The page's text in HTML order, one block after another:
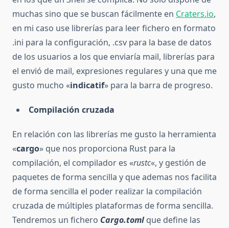
muchas sino que se buscan fácilmente en Craters.io,
en mi caso use librerías para leer fichero en formato
.ini para la configuración, .csv para la base de datos
de los usuarios a los que enviaría mail, librerías para
el envió de mail, expresiones regulares y una que me
gusto mucho «indicatif» para la barra de progreso.
Compilación cruzada
En relación con las librerías me gusto la herramienta
«cargo» que nos proporciona Rust para la
compilación, el compilador es «rustc«, y gestión de
paquetes de forma sencilla y que ademas nos facilita
de forma sencilla el poder realizar la compilación
cruzada de múltiples plataformas de forma sencilla.
Tendremos un fichero Cargo.toml que define las